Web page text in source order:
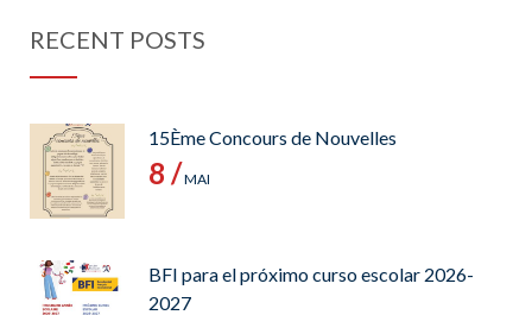
RECENT POSTS
15Ème Concours de Nouvelles
8 /MAI
BFI para el próximo curso escolar 2026-
2027